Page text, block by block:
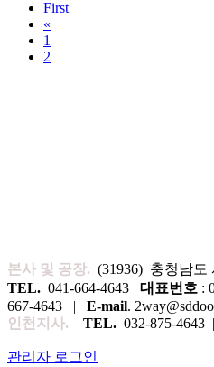
First
«
1
2
본사 및 공장. (31936) 충청남도
TEL. 041-664-4643 대표번호 :
667-4643 | E-mail.
인천지사.
TEL. 032-875-4643 |
관리자 로그인